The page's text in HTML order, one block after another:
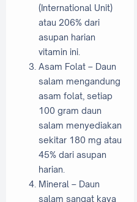
(International Unit)
atau 206% dari
asupan harian
vitamin ini.
Asam Folat – Daun
salam mengandung
asam folat, setiap
100 gram daun
salam menyediakan
sekitar 180 mg atau
45% dari asupan
harian.
Mineral – Daun
salam sangat kaya